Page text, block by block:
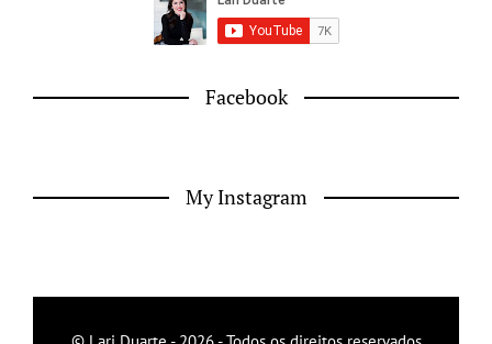
Facebook
My Instagram